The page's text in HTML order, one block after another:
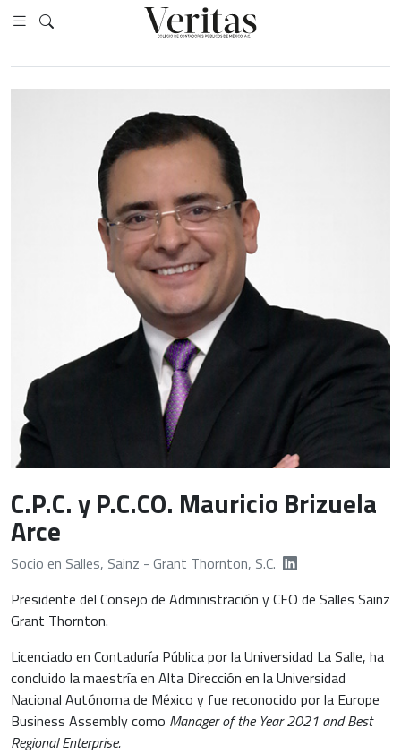
C.P.C. y P.C.CO. Mauricio Brizuela
Arce
Socio en Salles, Sainz - Grant Thornton, S.C.
Presidente del Consejo de Administración y CEO de Salles Sainz
Grant Thornton.
Licenciado en Contaduría Pública por la Universidad La Salle, ha
concluido la maestría en Alta Dirección en la Universidad
Nacional Autónoma de México y fue reconocido por la Europe
Business Assembly como Manager of the Year 2021 and Best
Regional Enterprise.